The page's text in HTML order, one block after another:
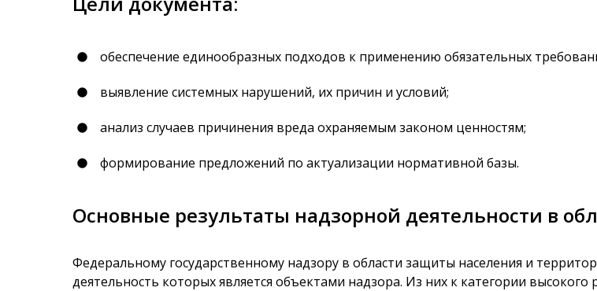
обеспечение единообразных подходов к применению обязательных
выявление системных нарушений, их причин и условий;
анализ случаев причинения вреда охраняемым законом ценностям;
формирование предложений по актуализации нормативной базы.
Основные результаты надзорной деятельности в
Федеральному государственному надзору в области защиты населения и
деятельность которых является объектами надзора. Из них к категории